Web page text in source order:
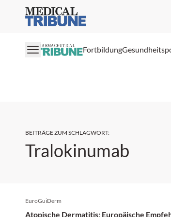
Medical Tribune
PHARMACEUTICAL Fortbildung
BEITRÄGE ZUM SCHLAGWORT:
Tralokinumab
EuroGuiDerm
Atopische Dermatitis: Europäische